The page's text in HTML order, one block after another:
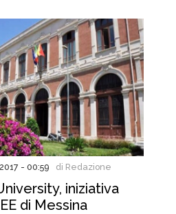
- 00:59 di Redazione
iniziativa
di Messina